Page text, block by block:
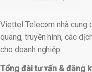
Viettel Telecom nhà cung
quang, truyền hình, các
cho doanh nghiệp.
Tổng đài tư vấn & đăng